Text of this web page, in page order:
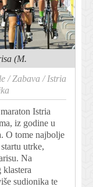
(M.
/Zabava /Istria
Istria
iz godine u
O tome najbolje
utrke,
Na
sudionika te